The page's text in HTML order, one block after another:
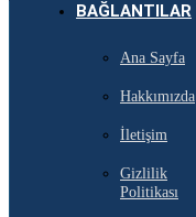
BAĞLANTILAR
Ana Sayfa
Hakkımızda
İletişim
Gizlilik
Politikası